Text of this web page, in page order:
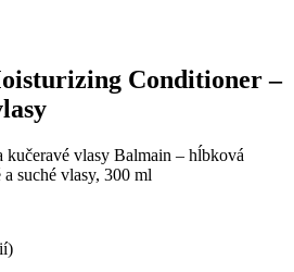
Conditioner –
vlasy Balmain – hĺbková
suché vlasy, 300 ml